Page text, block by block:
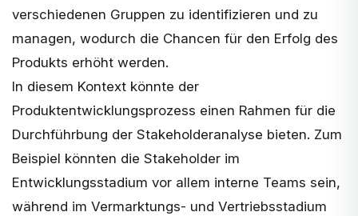
verschiedenen Gruppen zu identifizieren und zu
managen, wodurch die Chancen für den Erfolg des
Produkts erhöht werden.
In diesem Kontext könnte der
Produktentwicklungsprozess einen Rahmen für die
Durchführbung der Stakeholderanalyse bieten. Zum
Beispiel könnten die Stakeholder im
Entwicklungsstadium vor allem interne Teams sein,
während im Vermarktungs- und Vertriebsstadium